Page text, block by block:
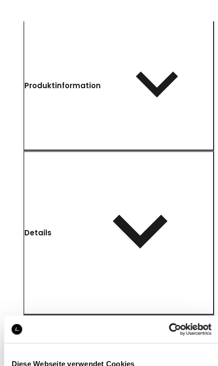
Diese Webseite verwendet Cookies
Produktinformation
Details